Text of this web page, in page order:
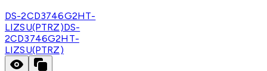
DS-2CD3746G2HT-
LIZSU(PTRZ)DS-
2CD3746G2HT-
LIZSU(PTRZ)